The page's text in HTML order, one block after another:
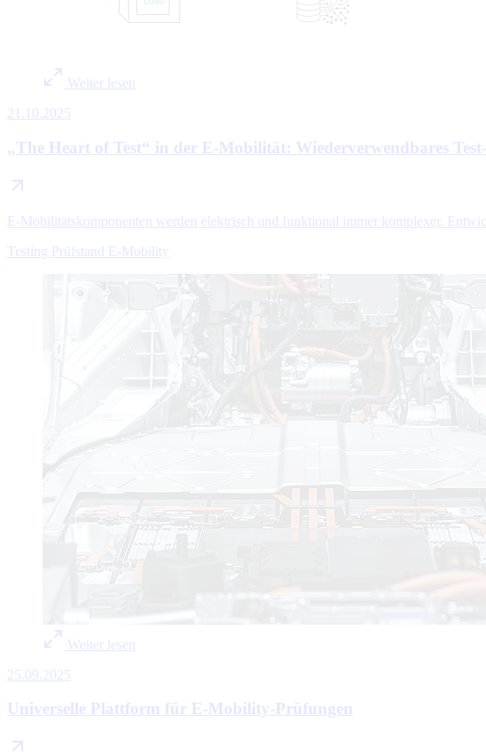
Weiter lesen
21.10.2025
„The Heart of Test“ in der E-Mobilität: Wiederverwendbares
E-Mobilitätskomponenten werden elektrisch und funktional immer komplexer.
Testing Prüfstand E-Mobility
Weiter lesen
25.09.2025
Universelle Plattform für E-Mobility-Prüfungen